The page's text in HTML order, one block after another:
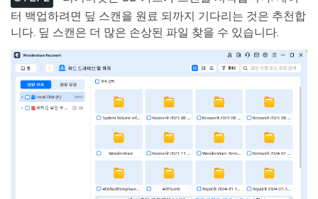
터 백업하려면 딮 스캔을 원료 되까지 기다리는 것은 추천합
니다. 딮 스캔은 더 많은 손상된 파일 찾을 수 있습니다.